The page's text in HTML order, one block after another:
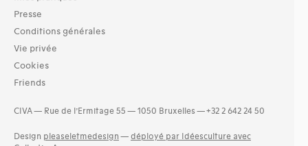
Presse
Conditions générales
Vie privée
Cookies
Friends
CIVA — Rue de l’Ermitage 55 — 1050 Bruxelles — +32 2 642 24 50
Design pleaseletmedesign — déployé par Idéesculture avec